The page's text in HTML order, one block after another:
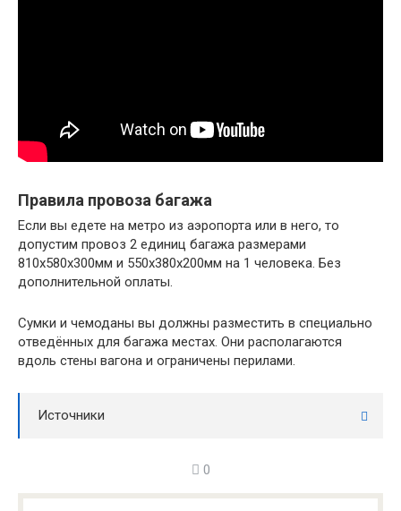
Правила провоза багажа
Если вы едете на метро из аэропорта или в него, то
допустим провоз 2 единиц багажа размерами
810х580х300мм и 550х380х200мм на 1 человека. Без
дополнительной оплаты.
Сумки и чемоданы вы должны разместить в специально
отведённых для багажа местах. Они располагаются
вдоль стены вагона и ограничены перилами.
Источники
0